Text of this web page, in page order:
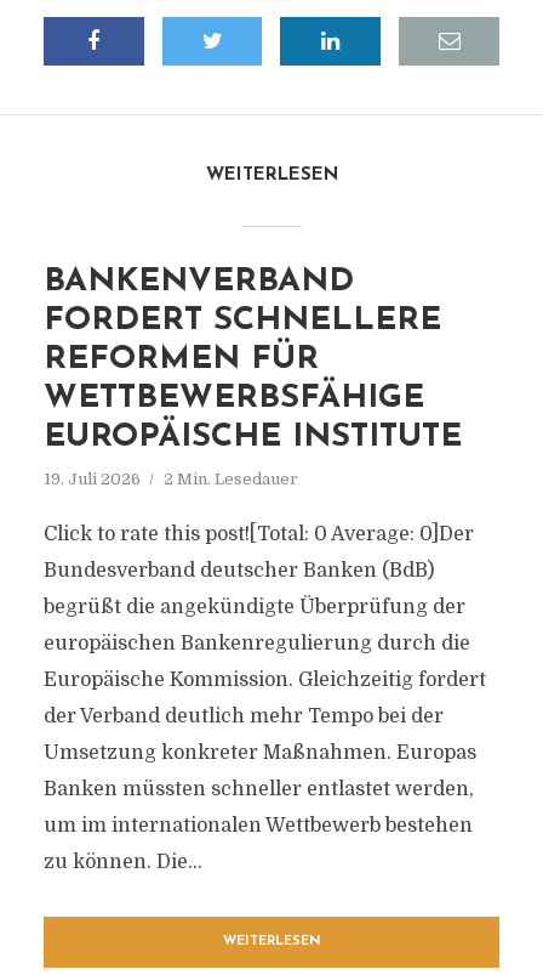
WEITERLESEN
BANKENVERBAND
FORDERT SCHNELLERE
REFORMEN FÜR
WETTBEWERBSFÄHIGE
EUROPÄISCHE INSTITUTE
19. Juli 2026 2 Min. Lesedauer
Click to rate this post![Total: 0 Average: 0]Der
Bundesverband deutscher Banken (BdB)
begrüßt die angekündigte Überprüfung der
europäischen Bankenregulierung durch die
Europäische Kommission. Gleichzeitig fordert
der Verband deutlich mehr Tempo bei der
Umsetzung konkreter Maßnahmen. Europas
Banken müssten schneller entlastet werden,
um im internationalen Wettbewerb bestehen
zu können. Die...
WEITERLESEN